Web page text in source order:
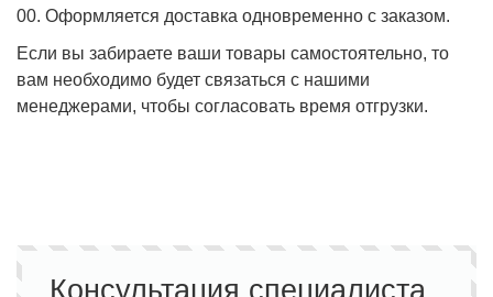
00. Оформляется доставка одновременно с заказом.
Если вы забираете ваши товары самостоятельно, то
вам необходимо будет связаться с нашими
менеджерами, чтобы согласовать время отгрузки.
Консультация специалиста